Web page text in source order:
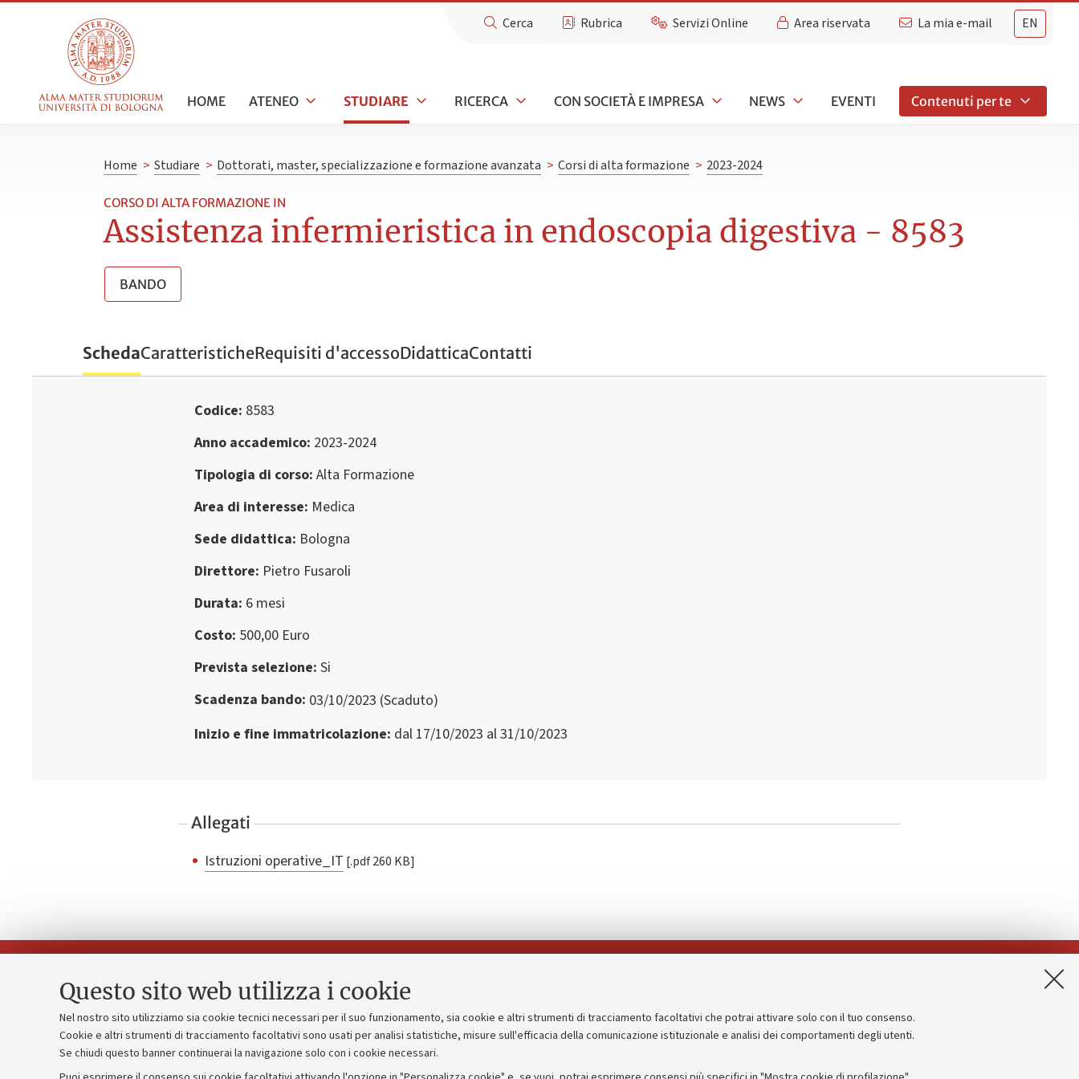
Questo sito web utilizza i cookie
Nel nostro sito utilizziamo sia cookie tecnici necessari per il suo funzionamento, sia cookie e altri strumenti di tracciamento facoltativi che potrai attivare solo con il tuo consenso.
Cookie e altri strumenti di tracciamento facoltativi sono usati per analisi statistiche, misure sull'efficacia della comunicazione istituzionale e analisi dei comportamenti degli utenti.
Se chiudi questo banner continuerai la navigazione solo con i cookie necessari.
EN
Cerca Rubrica Servizi Online Area riservata La mia e-mail
HOME ATENEO STUDIARE RICERCA CON SOCIETÀ E IMPRESA NEWS EVENTI Contenuti per te
Home > Studiare > Dottorati, master, specializzazione e formazione avanzata > Corsi di alta formazione > 2023-2024
CORSO DI ALTA FORMAZIONE IN
Assistenza infermieristica in endoscopia digestiva - 8583
BANDO
SchedaCaratteristicheRequisiti d'accessoDidatticaContatti
Codice 8583
Anno accademico 2023-2024
Tipologia di corso Alta Formazione
Area di interesse Medica
Sede didattica Bologna
Direttore Pietro Fusaroli
Durata 6 mesi
Costo 500,00 Euro
Prevista selezione Si
Scadenza bando 03/10/2023 (Scaduto)
Inizio e fine immatricolazione dal 17/10/2023 al 31/10/2023
Allegati
Istruzioni operative_IT [.pdf 260 KB]
Contatti e PEC
Uffici dell'amministrazione generale
Piano strategico
Bilanci
Bandi, gare e concorsi
Informazioni sul sito e accessibilità